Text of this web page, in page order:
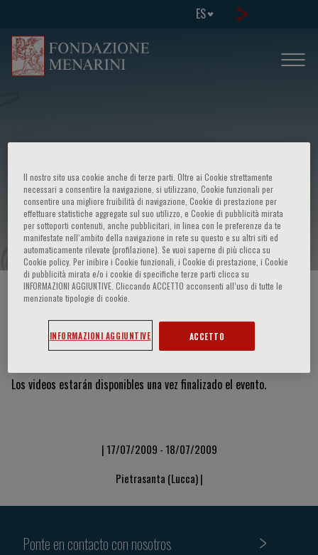
ES
Workshop su: - La prevenzione delle
malattie cardiovascolari
HOME PAGE / CURSOS Y EVENTOS
Vídeos y diapositivas
Los videos estarán disponibles una vez finalizado el evento.
| 17/07/2009 - 18/07/2009
Pietrasanta (Lucca) |
Ponte en contacto con nosotros
Il nostro sito usa cookie anche di terze parti. Oltre ai Cookie strettamente
necessari a consentire la navigazione, si utilizzano, Cookie funzionali per
consentire una migliore fruibilità di navigazione, Cookie di prestazione per
effettuare statistiche aggregate sul suo utilizzo, e Cookie di pubblicità mirata
per sottoporti contenuti, anche pubblicitari, in linea con le preferenze da te
manifestate nell‘ambito della navigazione in rete su questo e su altri siti ed
automaticamente rilevate (profilazione). Se vuoi saperne di più clicca su
Cookie policy. Per inibire i Cookie funzionali, i Cookie di prestazione, i Cookie
di pubblicità mirata e/o i cookie di specifiche terze parti clicca su
INFORMAZIONI AGGIUNTIVE. Cliccando ACCETTO acconsenti all’uso di tutte le
menzionate tipologie di cookie.
INFORMAZIONI AGGIUNTIVE ACCETTO